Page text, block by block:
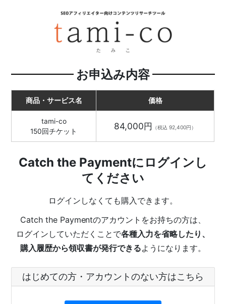
お申込み内容
商品・サービス名 価格
tami-co
150回チケット
84,000円 （税込 92,400円）
Catch the Paymentにログインし
てください
ログインしなくても購入できます。
Catch the Paymentのアカウントをお持ちの方は、
ログインしていただくことで各種入力を省略したり、
購入履歴から領収書が発行できるようになります。
はじめての方・アカウントのない方はこちら